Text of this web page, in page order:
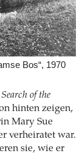
Bos“, 1970
of the
hinten zeigen,
Mary Sue
verheiratet war.
sie, wie er